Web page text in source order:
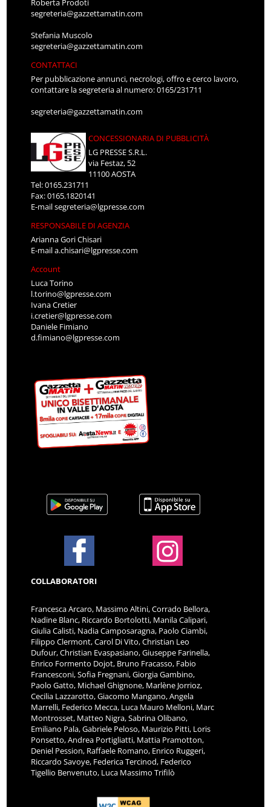
Roberta Prodoti
segreteria@gazzettamatin.com
Stefania Muscolo
segreteria@gazzettamatin.com
CONTATTACI
Per pubblicazione annunci, necrologi, offro e cerco lavoro,
contattare la segreteria al numero: 0165/231711
segreteria@gazzettamatin.com
CONCESSIONARIA DI PUBBLICITÀ
LG PRESSE S.R.L.
via Festaz, 52
11100 AOSTA
Tel: 0165.231711
Fax: 0165.1820141
E-mailsegreteria@lgpresse.com
RESPONSABILE DI AGENZIA
Arianna Gori Chisari
E-maila.chisari@lgpresse.com
Account
Luca Torino
l.torino@lgpresse.com
Ivana Cretier
i.cretier@lgpresse.com
Daniele Fimiano
d.fimiano@lgpresse.com
COLLABORATORI
Francesca Arcaro, Massimo Altini, Corrado Bellora,
Nadine Blanc, Riccardo Bortolotti, Manila Calipari,
Giulia Calisti, Nadia Camposaragna, Paolo Ciambi,
Filippo Clermont, Carol Di Vito, Christian Leo
Dufour, Christian Evaspasiano, Giuseppe Farinella,
Enrico Formento Dojot, Bruno Fracasso, Fabio
Francesconi, Sofia Fregnani, Giorgia Gambino,
Paolo Gatto, Michael Ghignone, Marlène Jorrioz,
Cecilia Lazzarotto, Giacomo Mangano, Angela
Marrelli, Federico Mecca, Luca Mauro Melloni, Marc
Montrosset, Matteo Nigra, Sabrina Olibano,
Emiliano Pala, Gabriele Peloso, Maurizio Pitti, Loris
Ponsetto, Andrea Portigliatti, Mattia Pramotton,
Deniel Pession, Raffaele Romano, Enrico Ruggeri,
Riccardo Savoye, Federica Tercinod, Federico
Tigellio Benvenuto, Luca Massimo Trifilò